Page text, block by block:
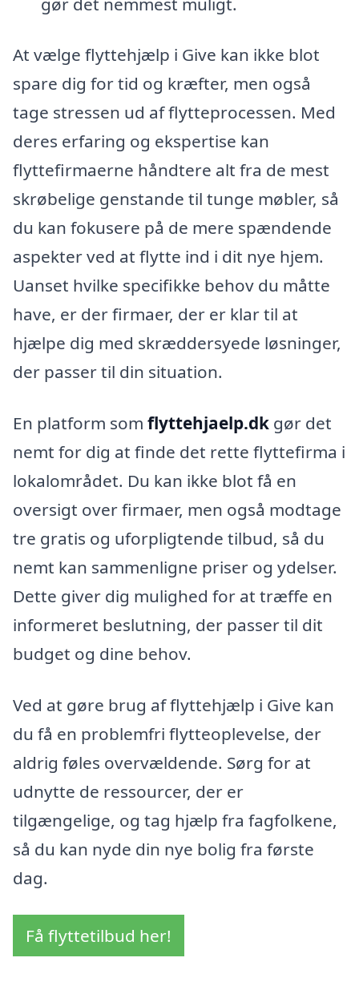
At vælge flyttehjælp i Give kan ikke blot
spare dig for tid og kræfter, men også
tage stressen ud af flytteprocessen. Med
deres erfaring og ekspertise kan
flyttefirmaerne håndtere alt fra de mest
skrøbelige genstande til tunge møbler, så
du kan fokusere på de mere spændende
aspekter ved at flytte ind i dit nye hjem.
Uanset hvilke specifikke behov du måtte
have, er der firmaer, der er klar til at
hjælpe dig med skræddersyede løsninger,
der passer til din situation.
En platform som flyttehjaelp.dk gør det
nemt for dig at finde det rette flyttefirma i
lokalområdet. Du kan ikke blot få en
oversigt over firmaer, men også modtage
tre gratis og uforpligtende tilbud, så du
nemt kan sammenligne priser og ydelser.
Dette giver dig mulighed for at træffe en
informeret beslutning, der passer til dit
budget og dine behov.
Ved at gøre brug af flyttehjælp i Give kan
du få en problemfri flytteoplevelse, der
aldrig føles overvældende. Sørg for at
udnytte de ressourcer, der er
tilgængelige, og tag hjælp fra fagfolkene,
så du kan nyde din nye bolig fra første
dag.
Få flyttetilbud her!